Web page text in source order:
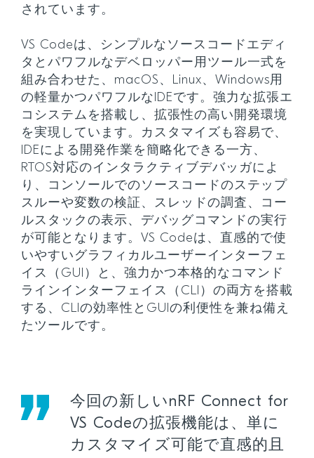
されています。
VS Codeは、シンプルなソースコードエディ
タとパワフルなデベロッパー用ツール一式を
組み合わせた、macOS、Linux、Windows用
の軽量かつパワフルなIDEです。強力な拡張エ
コシステムを搭載し、拡張性の高い開発環境
を実現しています。カスタマイズも容易で、
IDEによる開発作業を簡略化できる一方、
RTOS対応のインタラクティブデバッガによ
り、コンソールでのソースコードのステップ
スルーや変数の検証、スレッドの調査、コー
ルスタックの表示、デバッグコマンドの実行
が可能となります。VS Codeは、直感的で使
いやすいグラフィカルユーザーインターフェ
イス（GUI）と、強力かつ本格的なコマンド
ラインインターフェイス（CLI）の両方を搭載
する、CLIの効率性とGUIの利便性を兼ね備え
たツールです。
今回の新しいnRF Connect for
VS Codeの拡張機能は、単に
カスタマイズ可能で直感的且